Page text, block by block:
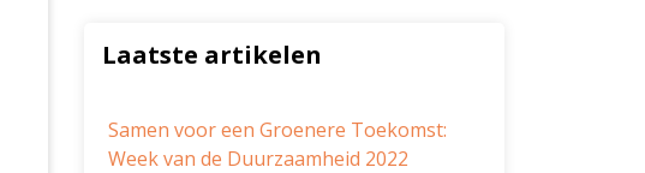
Laatste artikelen
Samen voor een Groenere Toekomst:
Week van de Duurzaamheid 2022